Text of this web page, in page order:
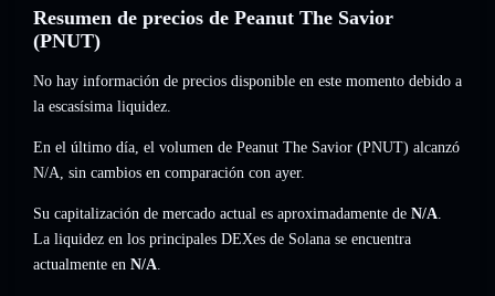
Resumen de precios de Peanut The Savior
(PNUT)
No hay información de precios disponible en este momento debido a
la escasísima liquidez.
En el último día, el volumen de Peanut The Savior (PNUT) alcanzó
N/A, sin cambios en comparación con ayer.
Su capitalización de mercado actual es aproximadamente de N/A.
La liquidez en los principales DEXes de Solana se encuentra
actualmente en N/A.